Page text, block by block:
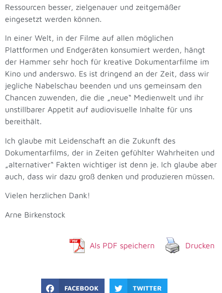
Ressourcen besser, zielgenauer und zeitgemäßer
eingesetzt werden können.
In einer Welt, in der Filme auf allen möglichen
Plattformen und Endgeräten konsumiert werden, hängt
der Hammer sehr hoch für kreative Dokumentarfilme im
Kino und anderswo. Es ist dringend an der Zeit, dass wir
jegliche Nabelschau beenden und uns gemeinsam den
Chancen zuwenden, die die „neue“ Medienwelt und ihr
unstillbarer Appetit auf audiovisuelle Inhalte für uns
bereithält.
Ich glaube mit Leidenschaft an die Zukunft des
Dokumentarfilms, der in Zeiten gefühlter Wahrheiten und
„alternativer“ Fakten wichtiger ist denn je. Ich glaube aber
auch, dass wir dazu groß denken und produzieren müssen.
Vielen herzlichen Dank!
Arne Birkenstock
Als PDF speichern Drucken
FACEBOOK TWITTER